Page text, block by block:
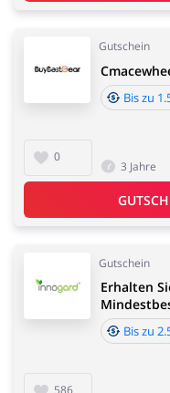
Gutschein
0
Bis zu
3 Jahre
Gutschein
586
Erhalten
Bis zu